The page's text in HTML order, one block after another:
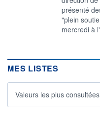
présenté
"plein
mercredi à
MES LISTES
Valeurs les plus consultées